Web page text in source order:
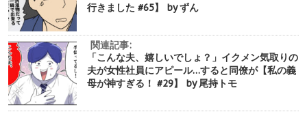
行きました #65】 by ずん
関連記事:
「こんな夫、嬉しいでしょ？」イクメン気取りの
夫が女性社員にアピール…すると同僚が【私の義
母が神すぎる！ #29】 by 尾持トモ